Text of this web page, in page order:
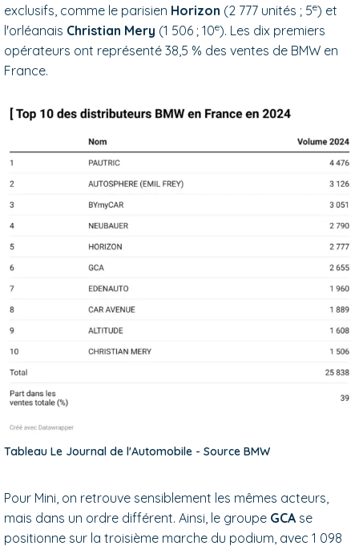
exclusifs, comme le parisien Horizon (2 777 unités ; 5e) et
l'orléanais Christian Mery (1 506 ; 10e). Les dix premiers
opérateurs ont représenté 38,5 % des ventes de BMW en
France.
Tableau Le Journal de l'Automobile - Source BMW
Pour Mini, on retrouve sensiblement les mêmes acteurs,
mais dans un ordre différent. Ainsi, le groupe GCA se
positionne sur la troisième marche du podium, avec 1 098